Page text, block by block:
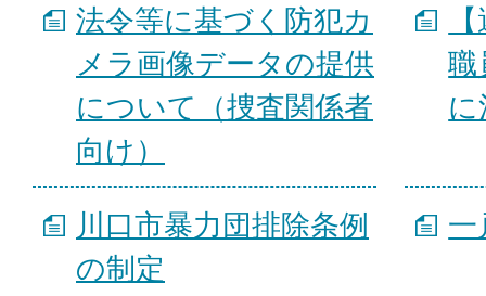
法令等に基づく防犯カ
メラ画像データの提供
について（捜査関係者
向け）
職
に
川口市暴力団排除条例
の制定
一